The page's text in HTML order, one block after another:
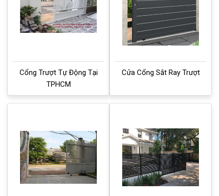
Cổng Trượt Tự Động Tại
TPHCM
Cửa Cổng Sắt Ray Trượt